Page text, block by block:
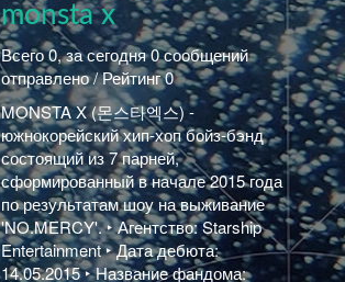
monsta x
Всего 0, за сегодня 0 сообщений
отправлено / Рейтинг 0
MONSTA X (몬스타엑스) -
южнокорейский хип-хоп бойз-бэнд
состоящий из 7 парней,
сформированный в начале 2015 года
по результатам шоу на выживание
'NO.MERCY'. ‣ Агентство: Starship
Entertainment ‣ Дата дебюта:
14.05.2015 ‣ Название фандома: